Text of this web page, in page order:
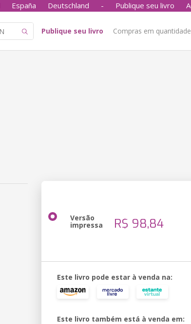
España Deutschland - Publique seu livro
Publique seu livro Compras em quantidade
Versão
impressa R$ 98,84
Este livro pode estar à venda na:
Este livro também está à venda em: